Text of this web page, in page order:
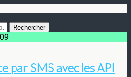
par SMS avec les API